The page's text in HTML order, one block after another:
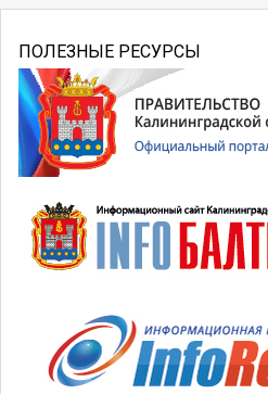
ПОЛЕЗНЫЕ РЕСУРСЫ